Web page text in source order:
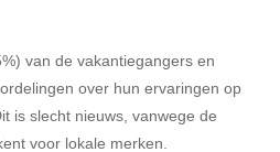
van de vakantiegangers en
over hun ervaringen op
is slecht nieuws, vanwege de
voor lokale merken.